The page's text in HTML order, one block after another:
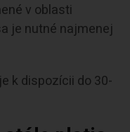
v oblasti
je nutné najmenej
k dispozícii do 30-